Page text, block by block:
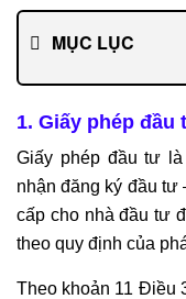
MUA
BÁN,
NHẬP
DỊCH
VỤ
ĐĂNG
KÝ
KINH
DOANH
MỤC LỤC
1. Giấy phép đầu
Giấy phép đầu tư
nhận đăng ký đầu tư
cấp cho nhà đầu tư
theo quy định của
Theo khoản 11 Điều